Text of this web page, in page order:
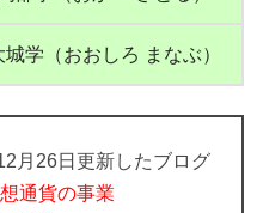
城学（おおしろ まなぶ）
月26日更新したブログ
通貨の事業